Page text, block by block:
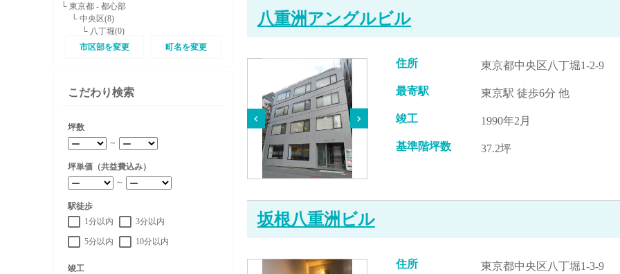
└ 東京都 - 都心部
└ 中央区(8)
└ 八丁堀(0)
市区部を変更
町名を変更
こだわり検索
坪数
～
坪単価（共益費込み）
～
駅徒歩
1分以内
3分以内
5分以内 10分以内
竣工
八重洲アングルビル
住所 東京都中央区八丁堀1-2-9
最寄駅 東京駅 徒歩6分 他
竣工 1990年2月
基準階坪数 37.2坪
坂根八重洲ビル
住所 東京都中央区八丁堀1-3-9